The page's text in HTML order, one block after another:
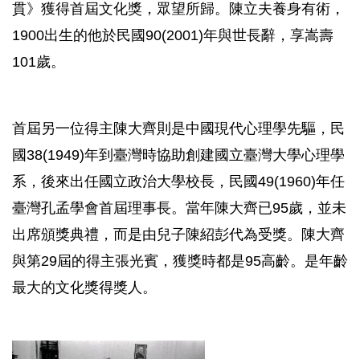
貫》獲得首屆文化獎，眾望所歸。陳立夫養身有術，
1900出生的他於民國90(2001)年與世長辭，享嵩壽
101歲。
首屆另一位得主陳大齊則是中國現代心理學先驅，民
國38(1949)年到臺灣時協助創建國立臺灣大學心理學
系，後來出任國立政治大學校長，民國49(1960)年任
臺灣孔孟學會首屆理事長。當年陳大齊已95歲，並未
出席頒獎典禮，而是由兒子陳紹彭代為受獎。陳大齊
與第29屆的得主張光賓，獲獎時都是95高齡。是年齡
最大的文化獎得獎人。